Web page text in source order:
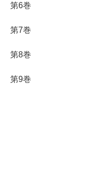
第6巻
第7巻
第8巻
第9巻